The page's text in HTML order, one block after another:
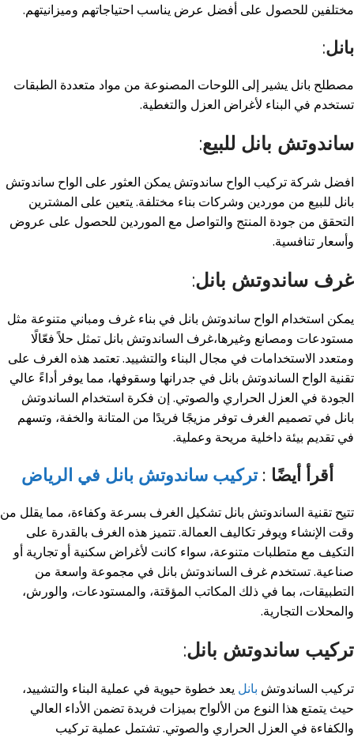
مختلفين للحصول على أفضل عرض يناسب احتياجاتهم وميزانيتهم.
بانل:
مصطلح بانل يشير إلى اللوحات المصنوعة من مواد متعددة الطبقات
تستخدم في البناء لأغراض العزل والتغطية.
ساندوتش بانل للبيع:
افضل شركة تركيب الواح ساندوتش يمكن العثور على الواح ساندوتش
بانل للبيع من موردين وشركات بناء مختلفة. يتعين على المشترين
التحقق من جودة المنتج والتواصل مع الموردين للحصول على عروض
وأسعار تنافسية.
غرف ساندوتش بانل:
يمكن استخدام الواح ساندوتش بانل في بناء غرف ومباني متنوعة مثل
مستودعات ومصانع وغيرها،غرف الساندوتش بانل تمثل حلاً فعّالًا
ومتعدد الاستخدامات في مجال البناء والتشييد. تعتمد هذه الغرف على
تقنية الواح الساندوتش بانل في جدرانها وسقوفها، مما يوفر أداءً عالي
الجودة في العزل الحراري والصوتي. إن فكرة استخدام الساندوتش
بانل في تصميم الغرف توفر مزيجًا فريدًا من المتانة والخفة، وتسهم
في تقديم بيئة داخلية مريحة وعملية.
أقرأ أيضًا :تركيب ساندوتش بانل في الرياض
تتيح تقنية الساندوتش بانل تشكيل الغرف بسرعة وكفاءة، مما يقلل من
وقت الإنشاء ويوفر تكاليف العمالة. تتميز هذه الغرف بالقدرة على
التكيف مع متطلبات متنوعة، سواء كانت لأغراض سكنية أو تجارية أو
صناعية. تستخدم غرف الساندوتش بانل في مجموعة واسعة من
التطبيقات، بما في ذلك المكاتب المؤقتة، والمستودعات، والورش،
والمحلات التجارية.
تركيب ساندوتش بانل:
تركيب الساندوتش بانل يعد خطوة حيوية في عملية البناء والتشييد،
حيث يتمتع هذا النوع من الألواح بميزات فريدة تضمن الأداء العالي
والكفاءة في العزل الحراري والصوتي. تشتمل عملية تركيب